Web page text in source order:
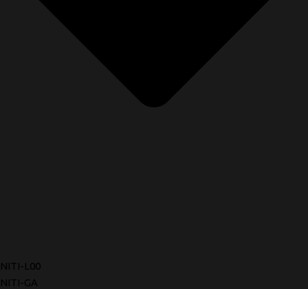
NITI-L00
NITI-GA